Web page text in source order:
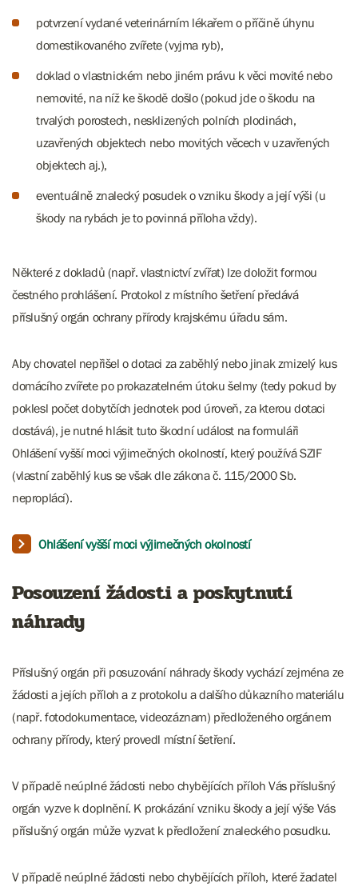
potvrzení vydané veterinárním lékařem o příčině úhynu
domestikovaného zvířete (vyjma ryb),
doklad o vlastnickém nebo jiném právu k věci movité nebo
nemovité, na níž ke škodě došlo (pokud jde o škodu na
trvalých porostech, nesklizených polních plodinách,
uzavřených objektech nebo movitých věcech v uzavřených
objektech aj.),
eventuálně znalecký posudek o vzniku škody a její výši (u
škody na rybách je to povinná příloha vždy).
Některé z dokladů (např. vlastnictví zvířat) lze doložit formou
čestného prohlášení. Protokol z místního šetření předává
příslušný orgán ochrany přírody krajskému úřadu sám.
Aby chovatel nepřišel o dotaci za zaběhlý nebo jinak zmizelý kus
domácího zvířete po prokazatelném útoku šelmy (tedy pokud by
poklesl počet dobytčích jednotek pod úroveň, za kterou dotaci
dostává), je nutné hlásit tuto škodní událost na formuláři
Ohlášení vyšší moci výjimečných okolností, který používá SZIF
(vlastní zaběhlý kus se však dle zákona č. 115/2000 Sb.
neproplácí).
Ohlášení vyšší moci výjimečných okolností
Posouzení žádosti a poskytnutí
náhrady
Příslušný orgán při posuzování náhrady škody vychází zejména ze
žádosti a jejích příloh a z protokolu a dalšího důkazního materiálu
(např. fotodokumentace, videozáznam) předloženého orgánem
ochrany přírody, který provedl místní šetření.
V případě neúplné žádosti nebo chybějících příloh Vás příslušný
orgán vyzve k doplnění. K prokázání vzniku škody a její výše Vás
příslušný orgán může vyzvat k předložení znaleckého posudku.
V případě neúplné žádosti nebo chybějících příloh, které žadatel